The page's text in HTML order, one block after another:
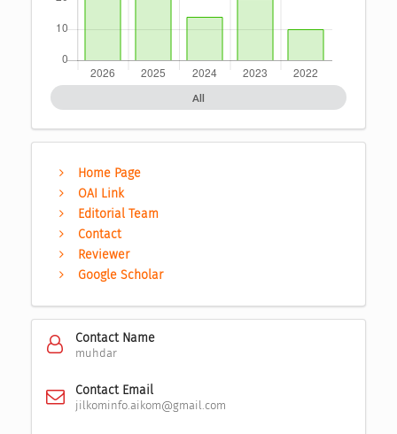
All
Home Page
OAI Link
Editorial Team
Contact
Reviewer
Google Scholar
Contact Name
muhdar
Contact Email
jilkominfo.aikom@gmail.com